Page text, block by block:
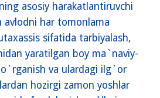
asosiy harakatlantiruvchi
avlodni har tomonlama
sifatida tarbiyalash,
yaratilgan boy ma`naviy-
va ulardagi ilg`or
hozirgi zamon yoshlar